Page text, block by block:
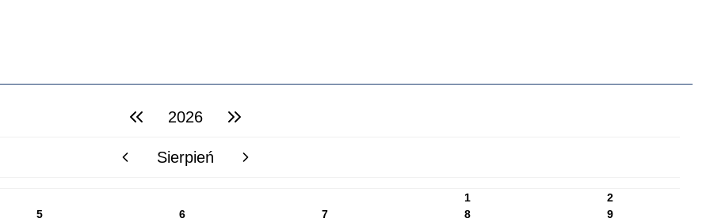
poprzedni rok2026 następny rok
poprzedni miesiącSierpień następny miesiąc
1
2
5 6 7 8
9